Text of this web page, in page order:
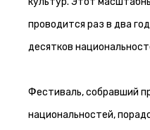
проводится раз в два
десятков
Фестиваль, собравший
национальностей,